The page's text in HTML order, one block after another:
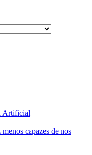
Artificial
capazes de nos